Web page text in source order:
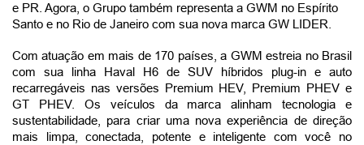
e PR. Agora, o Grupo também representa a GWM no Espírito
Santo e no Rio de Janeiro com sua nova marca GW LIDER.
Com atuação em mais de 170 países, a GWM estreia no Brasil
com sua linha Haval H6 de SUV híbridos plug-in e auto
recarregáveis nas versões Premium HEV, Premium PHEV e
GT PHEV. Os veículos da marca alinham tecnologia e
sustentabilidade, para criar uma nova experiência de direção
mais limpa, conectada, potente e inteligente com você no